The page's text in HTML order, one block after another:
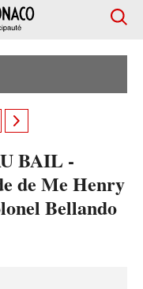
BAIL -
de Me Henry
Bellando